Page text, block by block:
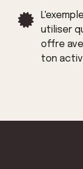
utiliser
offre
ton